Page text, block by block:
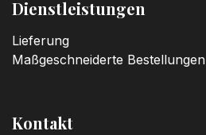
Dienstleistungen
Lieferung
Maßgeschneiderte Bestellungen
Kontakt